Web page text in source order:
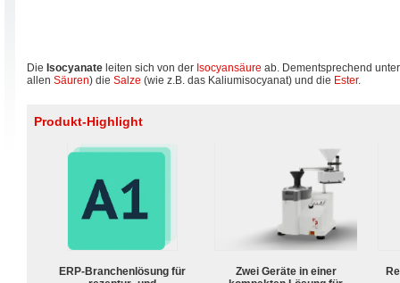
Die Isocyanate leiten sich von der Isocyansäure ab. Dementsprechend
allen Säuren) die Salze (wie z.B. das Kaliumisocyanat) und die Ester.
Produkt-Highlight
ERP-Branchenlösung für
Zwei Geräte in einer